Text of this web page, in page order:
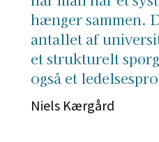
hænger sammen.
antallet af
et strukturelt
også et
Niels Kærgård